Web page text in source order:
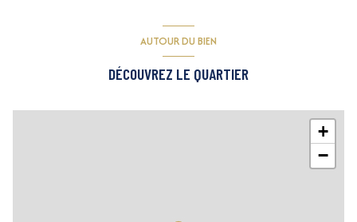
AUTOUR DU BIEN
DÉCOUVREZ LE QUARTIER
+
−